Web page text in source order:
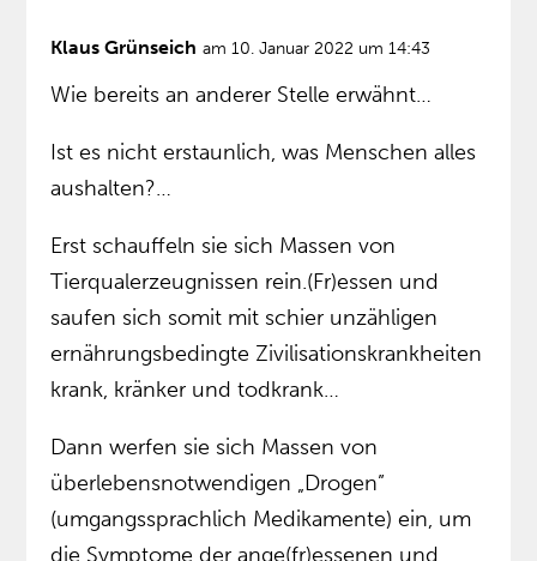
Klaus Grünseich am 10. Januar 2022 um 14:43
Wie bereits an anderer Stelle erwähnt…
Ist es nicht erstaunlich, was Menschen alles
aushalten?…
Erst schauffeln sie sich Massen von
Tierqualerzeugnissen rein.(Fr)essen und
saufen sich somit mit schier unzähligen
ernährungsbedingte Zivilisationskrankheiten
krank, kränker und todkrank…
Dann werfen sie sich Massen von
überlebensnotwendigen „Drogen”
(umgangssprachlich Medikamente) ein, um
die Symptome der ange(fr)essenen und